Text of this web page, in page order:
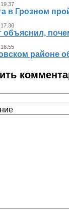
в Грозном
объяснил,
районе